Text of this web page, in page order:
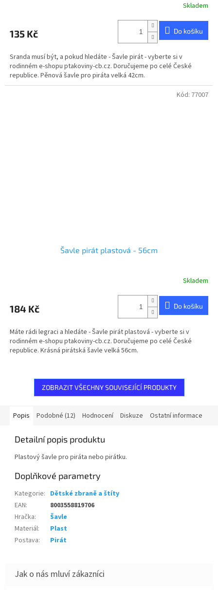
Skladem
135 Kč Do košíku
Sranda musí být, a pokud hledáte - Šavle pirát - vyberte si v
rodinném e-shopu ptakoviny-cb.cz. Doručujeme po celé České
republice. Pěnová šavle pro piráta velká 42cm.
Šavle pirát plastová - 56cm
Skladem
184 Kč Do košíku
Máte rádi legraci a hledáte - Šavle pirát plastová - vyberte si v
rodinném e-shopu ptakoviny-cb.cz. Doručujeme po celé České
republice. Krásná pirátská šavle velká 56cm.
Kód: 77007
ZOBRAZIT VŠECHNY SOUVISEJÍCÍ PRODUKTY
Popis Podobné (12) Hodnocení Diskuze Ostatní informace
Detailní popis produktu
Plastový šavle pro piráta nebo pirátku.
Doplňkové parametry
Kategorie: Dětské zbraně a štíty
EAN:
8003558819706
Hračka:
Šavle
Materiál:
Plast
Postava: Pirát